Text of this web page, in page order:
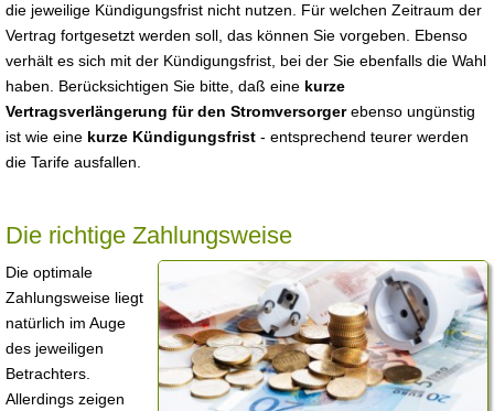
die jeweilige Kündigungsfrist nicht nutzen. Für welchen Zeitraum der
Vertrag fortgesetzt werden soll, das können Sie vorgeben. Ebenso
verhält es sich mit der Kündigungsfrist, bei der Sie ebenfalls die Wahl
haben. Berücksichtigen Sie bitte, daß eine kurze
Vertragsverlängerung für den Stromversorgerebenso ungünstig
ist wie eine kurze Kündigungsfrist - entsprechend teurer werden
die Tarife ausfallen.
Die richtige Zahlungsweise
Die optimale
Zahlungsweise liegt
natürlich im Auge
des jeweiligen
Betrachters.
Allerdings zeigen